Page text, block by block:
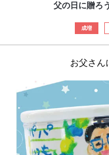
父の日に贈ろ
成増
お父さん